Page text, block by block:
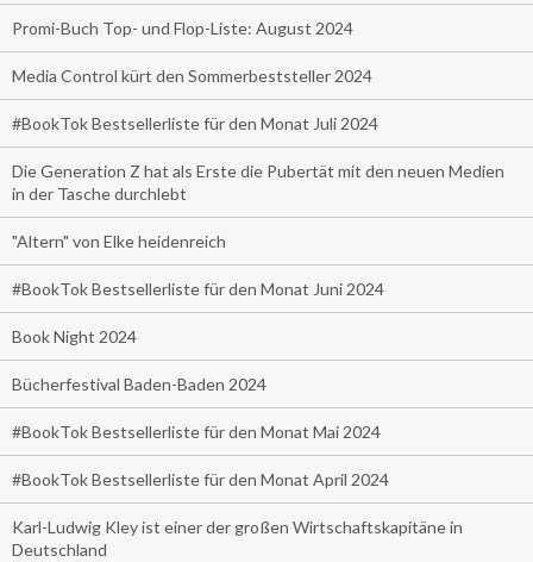
Promi-Buch Top- und Flop-Liste: August 2024
Media Control kürt den Sommerbeststeller 2024
#BookTok Bestsellerliste für den Monat Juli 2024
Die Generation Z hat als Erste die Pubertät mit den neuen Medien
in der Tasche durchlebt
"Altern" von Elke heidenreich
#BookTok Bestsellerliste für den Monat Juni 2024
Book Night 2024
Bücherfestival Baden-Baden 2024
#BookTok Bestsellerliste für den Monat Mai 2024
#BookTok Bestsellerliste für den Monat April 2024
Karl-Ludwig Kley ist einer der großen Wirtschaftskapitäne in
Deutschland